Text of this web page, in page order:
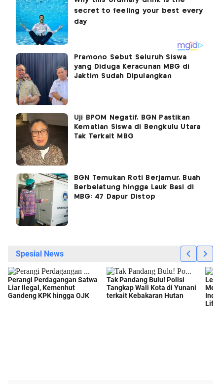
Pramono Sebut Seluruh Siswa
yang Diduga Keracunan MBG di
Jaktim Sudah Dipulangkan
Uji BPOM Negatif, BGN Pastikan
Kematian Siswa di Bengkulu Utara
Tak Terkait MBG
BGN Temukan Roti Berjamur, Buah
Berbelatung hingga Lauk Basi di
MBG: 47 Dapur Distop